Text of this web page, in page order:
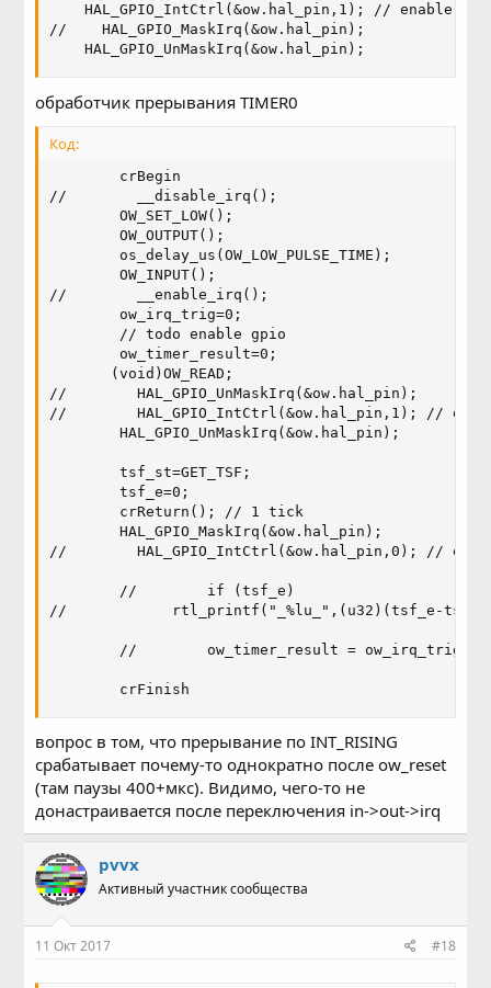
    HAL_GPIO_IntCtrl(&ow.hal_pin,1); // enable IRQ
//    HAL_GPIO_MaskIrq(&ow.hal_pin);
    HAL_GPIO_UnMaskIrq(&ow.hal_pin);
обработчик прерывания TIMER0
Код:
        crBegin
//        __disable_irq();
        OW_SET_LOW();
        OW_OUTPUT();
        os_delay_us(OW_LOW_PULSE_TIME);
        OW_INPUT();
//        __enable_irq();
        ow_irq_trig=0;
        // todo enable gpio
        ow_timer_result=0;
       (void)OW_READ;
//        HAL_GPIO_UnMaskIrq(&ow.hal_pin);
//        HAL_GPIO_IntCtrl(&ow.hal_pin,1); //
        HAL_GPIO_UnMaskIrq(&ow.hal_pin);
        tsf_st=GET_TSF;
        tsf_e=0;
        crReturn(); // 1 tick
        HAL_GPIO_MaskIrq(&ow.hal_pin);
//        HAL_GPIO_IntCtrl(&ow.hal_pin,0); //
        //        if (tsf_e)
//            rtl_printf("_%lu_",(u32)(tsf_e-
        //        ow_timer_result = ow_irq_trig;
        crFinish
вопрос в том, что прерывание по INT_RISING
срабатывает почему-то однократно после ow_reset
(там паузы 400+мкс). Видимо, чего-то не
донастраивается после переключения in->out->irq
pvvx
Активный участник сообщества
11 Окт 2017 #18